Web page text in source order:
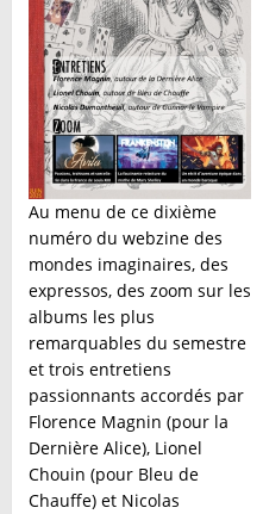
Au menu de ce dixième
numéro du webzine des
mondes imaginaires, des
expressos, des zoom sur les
albums les plus
remarquables du semestre
et trois entretiens
passionnants accordés par
Florence Magnin (pour la
Dernière Alice), Lionel
Chouin (pour Bleu de
Chauffe) et Nicolas